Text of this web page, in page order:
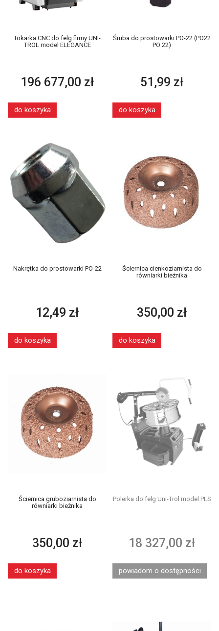
Tokarka CNC do felg firmy UNI-
TROL model ELEGANCE
196 677,00 zł
do koszyka
Śruba do prostowarki PO-22 (PO22
PO 22)
51,99 zł
do koszyka
Nakrętka do prostowarki PO-22
12,49 zł
do koszyka
Ściernica cienkoziarnista do
równiarki bieżnika
350,00 zł
do koszyka
Ściernica gruboziarnista do
równiarki bieżnika
350,00 zł
do koszyka
Polerka do felg Uni-Trol model PLS
18 327,00 zł
powiadom o dostępności